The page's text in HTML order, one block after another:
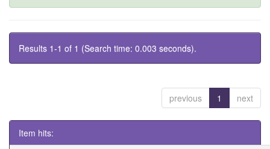
Results 1-1 of 1 (Search time: 0.003 seconds).
previous 1 next
Item hits: